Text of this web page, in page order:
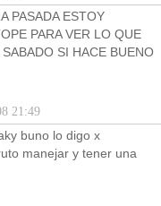
PASADA ESTOY
PARA VER LO QUE
SI HACE BUENO
21:49
buno lo digo x
manejar y tener una